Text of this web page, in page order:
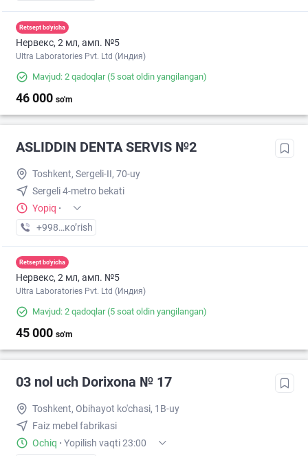
Retsept bo'yicha
Нервекс, 2 мл, амп. №5
Ultra Laboratories Pvt. Ltd (Индия)
Mavjud: 2 qadoqlar(5 soat oldin yangilangan)
46 000 so'm
ASLIDDIN DENTA SERVIS №2
Toshkent, Sergeli-II, 70-uy
Sergeli 4-metro bekati
Yopiq ·
+998 (90) XXX-XX-XX
кo’rish
Retsept bo'yicha
Нервекс, 2 мл, амп. №5
Ultra Laboratories Pvt. Ltd (Индия)
Mavjud: 2 qadoqlar(5 soat oldin yangilangan)
45 000 so'm
03 nol uch Dorixona № 17
Toshkent, Obihayot ko'chasi, 1B-uy
Faiz mebel fabrikasi
Ochiq · Yopilish vaqti 23:00